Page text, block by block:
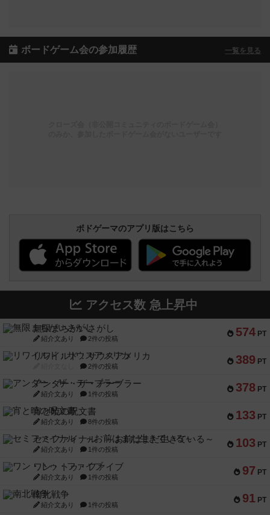
ボードゲーム会の参加履歴 一覧を見る
ボドゲーマのアプリ版はこちら
アクセス数 急上昇中
574 PT
無限まちがいさがし
紹介文あり 2件の投稿
389 PT
リワイルド：サウスアメリカ
2件の投稿
378 PT
アンダー・ザ・テーブラー
紹介文あり 1件の投稿
133 PT
宵と暁の呪文書
紹介文あり 8件の投稿
103 PT
セミファイナル ～お前はまだ生きている～
紹介文あり 1件の投稿
97 PT
ワン・トゥ・ファイブ
紹介文あり 1件の投稿
91 PT
南北戦争
紹介文あり 1件の投稿